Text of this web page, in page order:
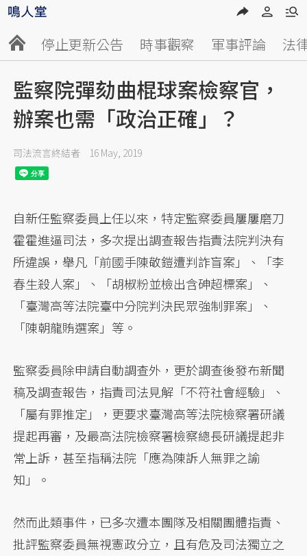
停止更新公告 時事觀察 軍事評論 法
監察院彈劾曲棍球案檢察官，
辦案也需「政治正確」？
司法流言終結者 16 May, 2019
自新任監察委員上任以來，特定監察委員屢屢磨刀
霍霍進逼司法，多次提出調查報告指責法院判決有
所違誤，舉凡「前國手陳敬鎧遭判詐盲案」、「李
春生殺人案」、「胡椒粉並檢出含砷超標案」、
「臺灣高等法院臺中分院判決民眾強制罪案」、
「陳朝龍賄選案」等。
監察委員除申請自動調查外，更於調查後發布新聞
稿及調查報告，指責司法見解「不符社會經驗」、
「屬有罪推定」，更要求臺灣高等法院檢察署研議
提起再審，及最高法院檢察署檢察總長研議提起非
常上訴，甚至指稱法院「應為陳訴人無罪之諭
知」。
然而此類事件，已多次遭本團隊及相關團體指責、
批評監察委員無視憲政分立，且有危及司法獨立之